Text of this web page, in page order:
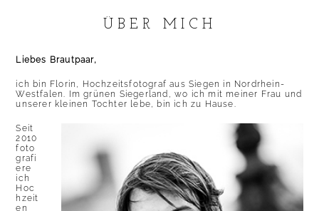
ÜBER MICH
Liebes Brautpaar,
ich bin Florin, Hochzeitsfotograf aus Siegen in Nordrhein-
Westfalen. Im grünen Siegerland, wo ich mit meiner Frau und
unserer kleinen Tochter lebe, bin ich zu Hause.
Seit
2010
foto
grafi
ere
ich
Hoc
hzeit
en